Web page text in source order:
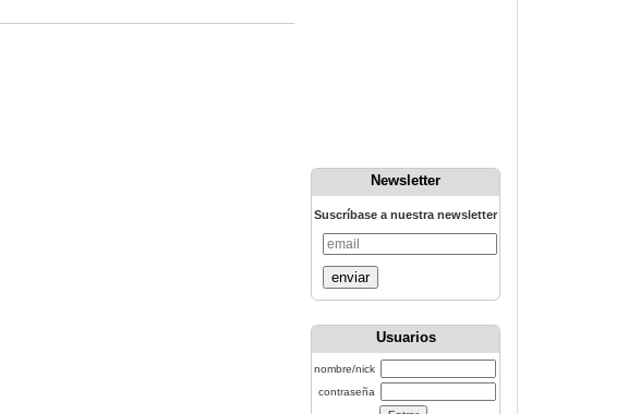
Newsletter
Suscríbase a nuestra newsletter
enviar
Usuarios
nombre/nick
contraseña